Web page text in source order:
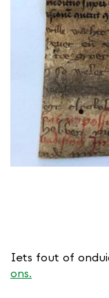
Iets fout of
ons.